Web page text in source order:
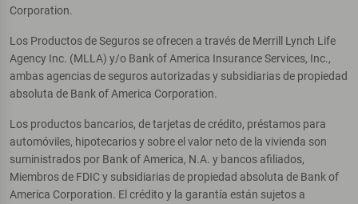
Corporation.
Los Productos de Seguros se ofrecen a través de Merrill Lynch Life
Agency Inc. (MLLA) y/o Bank of America Insurance Services, Inc.,
ambas agencias de seguros autorizadas y subsidiarias de propiedad
absoluta de Bank of America Corporation.
Los productos bancarios, de tarjetas de crédito, préstamos para
automóviles, hipotecarios y sobre el valor neto de la vivienda son
suministrados por Bank of America, N.A. y bancos afiliados,
Miembros de FDIC y subsidiarias de propiedad absoluta de Bank of
America Corporation. El crédito y la garantía están sujetos a